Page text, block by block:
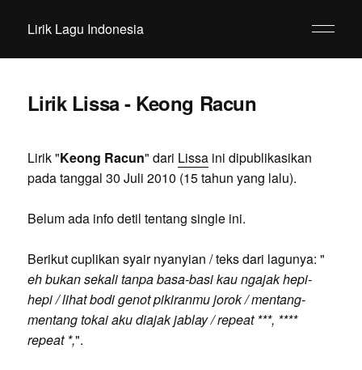
Lirik Lagu Indonesia
Lirik Lissa - Keong Racun
Lirik "Keong Racun" dari Lissaini dipublikasikan
pada tanggal 30 Juli 2010 (15 tahun yang lalu).
Belum ada info detil tentang single ini.
Berikut cuplikan syair nyanyian / teks dari lagunya: "
eh bukan sekali tanpa basa-basi kau ngajak hepi-
hepi / lihat bodi genot pikiranmu jorok / mentang-
mentang tokai aku diajak jablay / repeat ***, ****
repeat *,".